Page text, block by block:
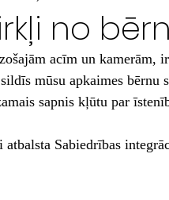
no
acīm un kamerām,
mūsu apkaimes bērnu
sapnis kļūtu par
atbalsta Sabiedrības